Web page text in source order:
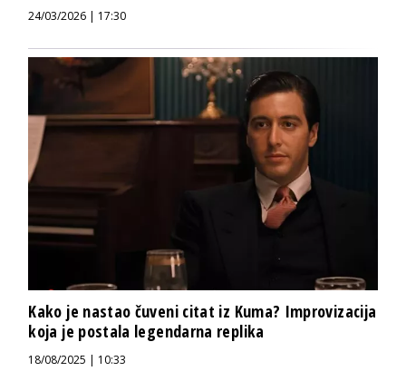
24/03/2026 | 17:30
Kako je nastao čuveni citat iz Kuma? Improvizacija
koja je postala legendarna replika
18/08/2025 | 10:33